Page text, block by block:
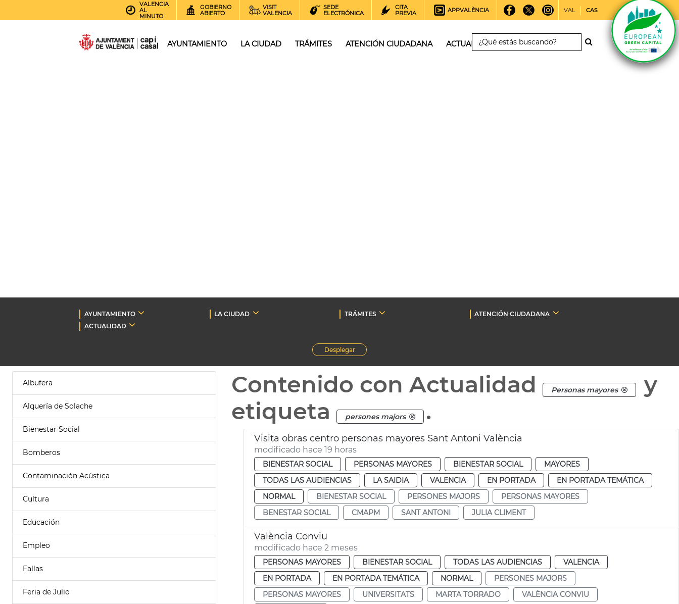
VALENCIA
AL
MINUTO
GOBIERNO
ABIERTO
VISIT
VALENCIA
SEDE
ELECTRÓNICA
CITA
PREVIA
APPVALÈNCIA VAL CAS
AYUNTAMIENTO LA CIUDAD TRÁMITES ATENCIÓN CIUDADANA ACTUALIDAD
AYUNTAMIENTO LA CIUDAD TRÁMITES
ATENCIÓN CIUDADANA
ACTUALIDAD
Desplegar
Albufera
Alquería de Solache
Bienestar Social
Bomberos
Contaminación Acústica
Cultura
Educación
Empleo
Fallas
Feria de Julio
Contenido con Actualidad Personas mayores
y
etiqueta
persones majors .
Visita obras centro personas mayores Sant Antoni València
modificado hace 19 horas
BIENESTAR SOCIAL PERSONAS MAYORES BIENESTAR SOCIAL
MAYORES
TODAS LAS AUDIENCIAS
LA SAIDIA VALENCIA EN PORTADA
EN PORTADA TEMÁTICA
NORMAL
BIENESTAR SOCIAL PERSONES MAJORS
PERSONAS MAYORES
BENESTAR SOCIAL
CMAPM SANT ANTONI JULIA CLIMENT
València Conviu
modificado hace 2 meses
PERSONAS MAYORES BIENESTAR SOCIAL TODAS LAS AUDIENCIAS
VALENCIA
EN PORTADA
EN PORTADA TEMÁTICA NORMAL
PERSONES MAJORS
PERSONAS MAYORES
UNIVERSITATS MARTA TORRADO
VALÈNCIA CONVIU